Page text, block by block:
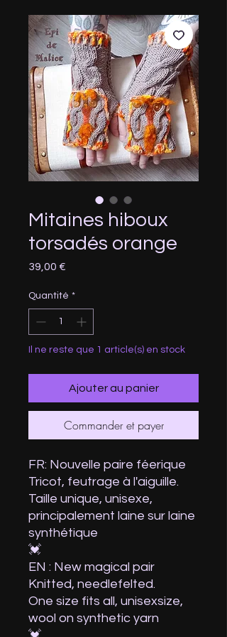
Mitaines hiboux
torsadés orange
39,00 €
Quantité *
Il ne reste que 1 article(s) en stock
Ajouter au panier
Commander et payer
FR: Nouvelle paire féerique
Tricot, feutrage à l'aiguille.
Taille unique, unisexe,
principalement laine sur laine
synthétique
💓
EN : New magical pair
Knitted, needlefelted.
One size fits all, unisexsize,
wool on synthetic yarn